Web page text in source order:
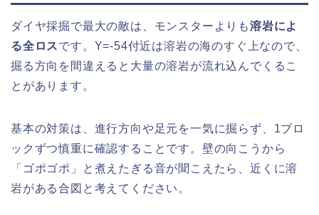
ダイヤ採掘で最大の敵は、モンスターよりも溶岩によ
る全ロスです。Y=-54付近は溶岩の海のすぐ上なので、
掘る方向を間違えると大量の溶岩が流れ込んでくるこ
とがあります。
基本の対策は、進行方向や足元を一気に掘らず、1ブロ
ックずつ慎重に確認することです。壁の向こうから
「ゴポゴポ」と煮えたぎる音が聞こえたら、近くに溶
岩がある合図と考えてください。